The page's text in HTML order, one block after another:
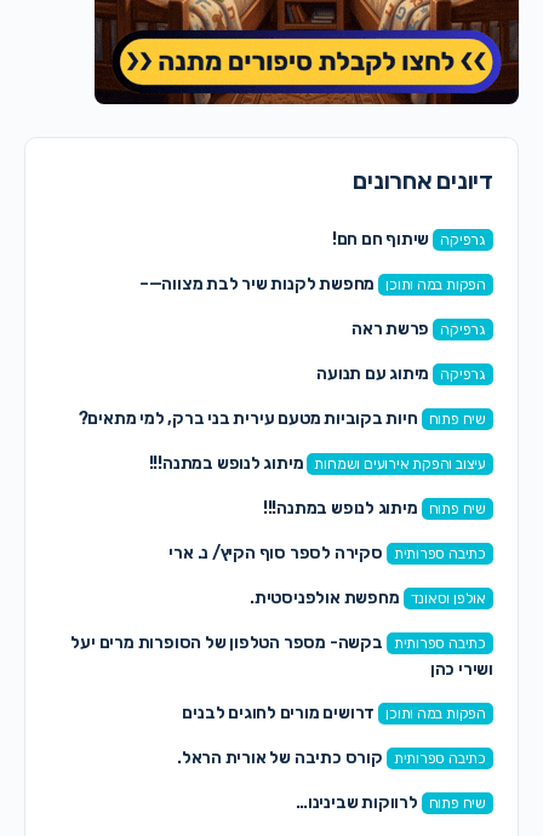
דיונים אחרונים
גרפיקה שיתוף חם חם!
הפקות במה ותוכן מחפשת לקנות שיר לבת מצווה—–
גרפיקה פרשת ראה
גרפיקה מיתוג עם תנועה
שיח פתוח חיות בקוביות מטעם עירית בני ברק, למי מתאים?
עיצוב והפקת אירועים ושמחות מיתוג לנופש במתנה!!!
שיח פתוח מיתוג לנופש במתנה!!!
כתיבה ספרותית סקירה לספר סוף הקיץ/ נ. ארי
אולפן וסאונד מחפשת אולפניסטית.
כתיבה ספרותית
בקשה- מספר הטלפון של הסופרות מרים יעל
ושירי כהן
הפקות במה ותוכן דרושים מורים לחוגים לבנים
כתיבה ספרותית קורס כתיבה של אורית הראל.
שיח פתוח לרווקות שבינינו…